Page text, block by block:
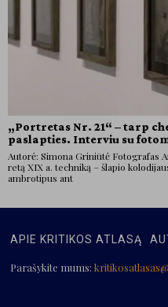
„Portretas Nr. 21“ – tarp
paslapties. Interviu su
Autorė: Simona Griniūtė Fotografas
retą XIX a. techniką – šlapio
ambrotipus ant
APIE KRITIKOS ATLASĄ
Parašykite mums: